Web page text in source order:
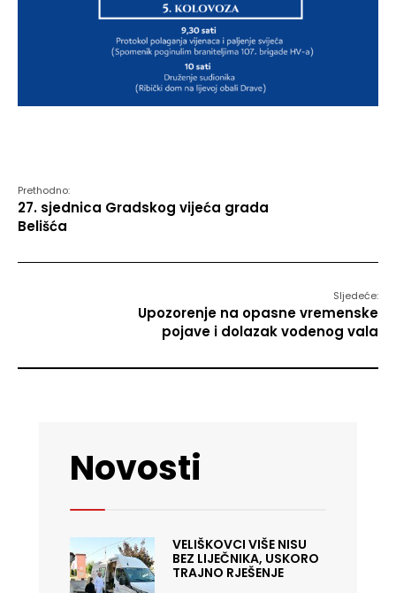
Prethodno:
27. sjednica Gradskog vijeća grada
Belišća
Sljedeće:
Upozorenje na opasne vremenske
pojave i dolazak vodenog vala
Novosti
VELIŠKOVCI VIŠE NISU
BEZ LIJEČNIKA, USKORO
TRAJNO RJEŠENJE